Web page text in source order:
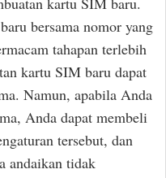
bersama nomor yang
tahapan terlebih
kartu SIM baru dapat
Namun, apabila Anda
Anda dapat membeli
tersebut, dan
andaikan tidak